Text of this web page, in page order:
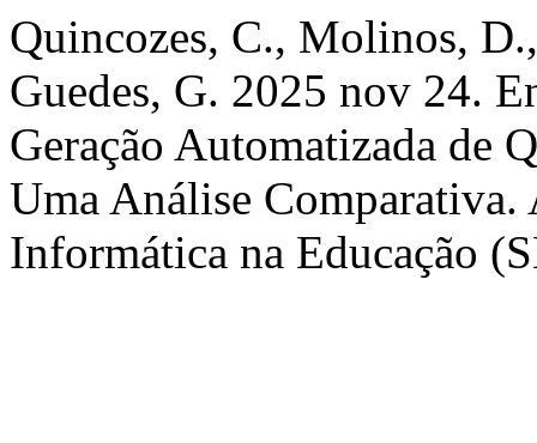
Quincozes, C., Molinos,
Guedes, G. 2025 nov 24.
Geração Automatizada de
Uma Análise
Informática na Educação